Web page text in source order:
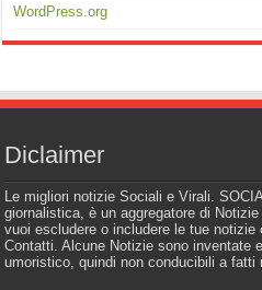
WordPress.org
Diclaimer
Le migliori notizie Sociali e Virali.
giornalistica, è un aggregatore di
vuoi escludere o includere le tue
Contatti. Alcune Notizie sono inventate
umoristico, quindi non conducibili a fatti